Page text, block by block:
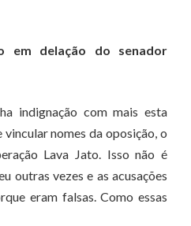
em delação do senador
indignação com mais esta
nomes da oposição, o
Lava Jato. Isso não é
outras vezes e as acusações
eram falsas. Como essas